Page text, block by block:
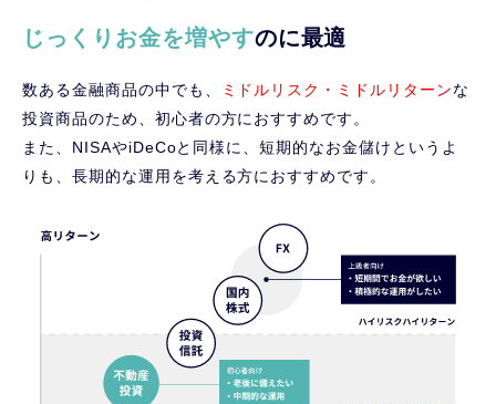
じっくりお金を増やすのに最適
数ある金融商品の中でも、 ミドルリスク・ミドルリターンな
投資商品のため、初心者の方におすすめです。
また、NISAやiDeCoと同様に、短期的なお金儲けというよ
りも、長期的な運用を考える方におすすめです。